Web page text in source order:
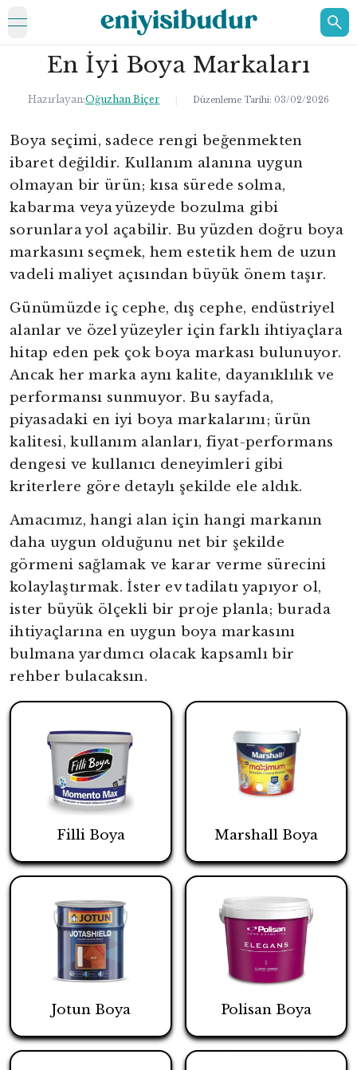
open navigation menu
ELEKTRONİK
EV
KOZMETİK
HAKKIMIZDA
İLETİŞİM
En İyi Boya Markaları
Hazırlayan:Oğuzhan Biçer Düzenleme Tarihi: 03/02/2026
Boya seçimi, sadece rengi beğenmekten
ibaret değildir. Kullanım alanına uygun
olmayan bir ürün; kısa sürede solma,
kabarma veya yüzeyde bozulma gibi
sorunlara yol açabilir. Bu yüzden doğru boya
markasını seçmek, hem estetik hem de uzun
vadeli maliyet açısından büyük önem taşır.
Günümüzde iç cephe, dış cephe, endüstriyel
alanlar ve özel yüzeyler için farklı ihtiyaçlara
hitap eden pek çok boya markası bulunuyor.
Ancak her marka aynı kalite, dayanıklılık ve
performansı sunmuyor. Bu sayfada,
piyasadaki en iyi boya markalarını; ürün
kalitesi, kullanım alanları, fiyat-performans
dengesi ve kullanıcı deneyimleri gibi
kriterlere göre detaylı şekilde ele aldık.
Amacımız, hangi alan için hangi markanın
daha uygun olduğunu net bir şekilde
görmeni sağlamak ve karar verme sürecini
kolaylaştırmak. İster ev tadilatı yapıyor ol,
ister büyük ölçekli bir proje planla; burada
ihtiyaçlarına en uygun boya markasını
bulmana yardımcı olacak kapsamlı bir
rehber bulacaksın.
Filli Boya Marshall Boya
Jotun Boya Polisan Boya